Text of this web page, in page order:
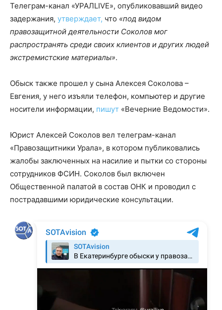
Телеграм-канал «УРАЛLIVE», опубликовавший видео
задержания, утверждает, что «под видом
правозащитной деятельности Соколов мог
распространять среди своих клиентов и других людей
экстремистские материалы».
Обыск также прошел у сына Алексея Соколова –
Евгения, у него изъяли телефон, компьютер и другие
носители информации, пишут «Вечерние Ведомости».
Юрист Алексей Соколов вел телеграм-канал
«Правозащитники Урала», в котором публиковались
жалобы заключенных на насилие и пытки со стороны
сотрудников ФСИН. Соколов был включен
Общественной палатой в состав ОНК и проводил с
пострадавшими юридические консультации.